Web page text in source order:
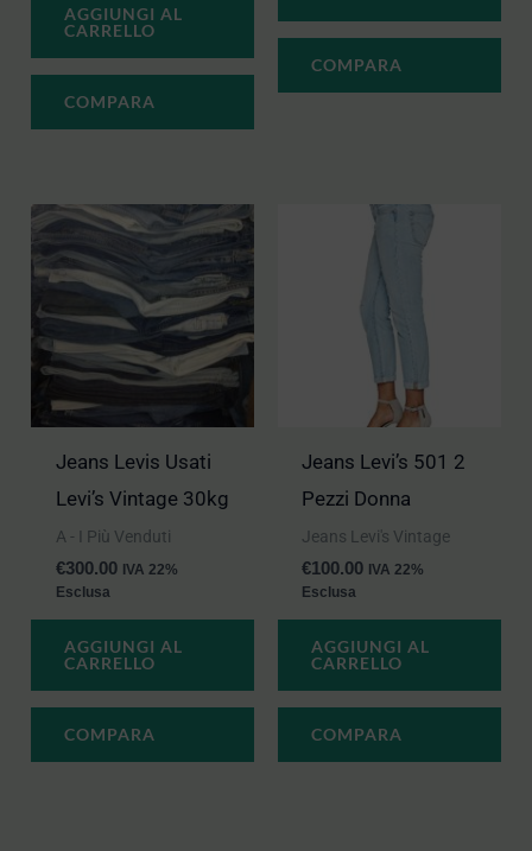
AGGIUNGI AL
CARRELLO
COMPARA
COMPARA
Jeans Levis Usati
Levi’s Vintage 30kg
A - I Più Venduti
€300.00 IVA 22%
Esclusa
AGGIUNGI AL
CARRELLO
COMPARA
Jeans Levi’s 501 2
Pezzi Donna
Jeans Levi's Vintage
€100.00 IVA 22%
Esclusa
AGGIUNGI AL
CARRELLO
COMPARA